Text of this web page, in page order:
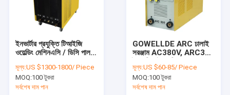
VR প্রদর্শন
ইনভার্টার প্রযুক্তি টিআইজি
ওয়েল্ডিং মেশিনএসি / ডিসি পালস
মূল্য:US $1300-1800/ Piece
MOQ:100 টুকরা
সর্বশেষ দাম পান
GOWELLDE ARC ঢালাই
সরঞ্জাম AC380V, ARC300
মেরু বদল ওয়েল্ডার
মূল্য:US $60-85/ Piece
MOQ:100 টুকরা
সর্বশেষ দাম পান